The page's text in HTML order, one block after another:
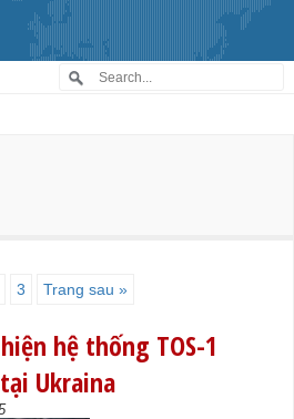
3 Trang sau »
hệ thống TOS-1
Ukraina